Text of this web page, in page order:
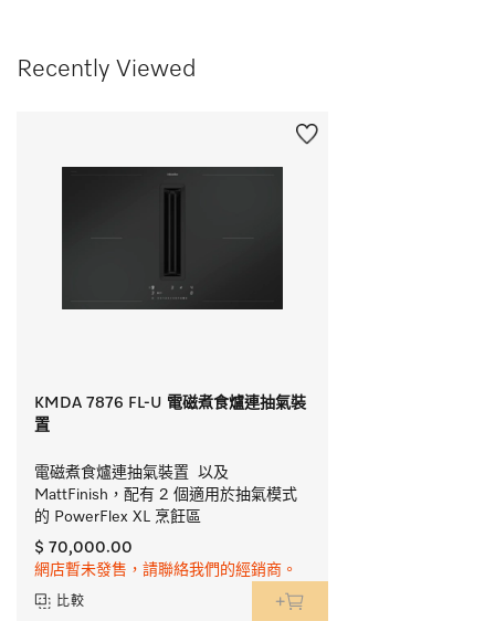
Recently Viewed
KMDA 7876 FL-U 電磁煮食爐連抽氣裝
置
電磁煮食爐連抽氣裝置  以及
MattFinish，配有 2 個適用於抽氣模式
的 PowerFlex XL 烹飪區
$ 70,000.00
網店暫未發售，請聯絡我們的經銷商。
比較